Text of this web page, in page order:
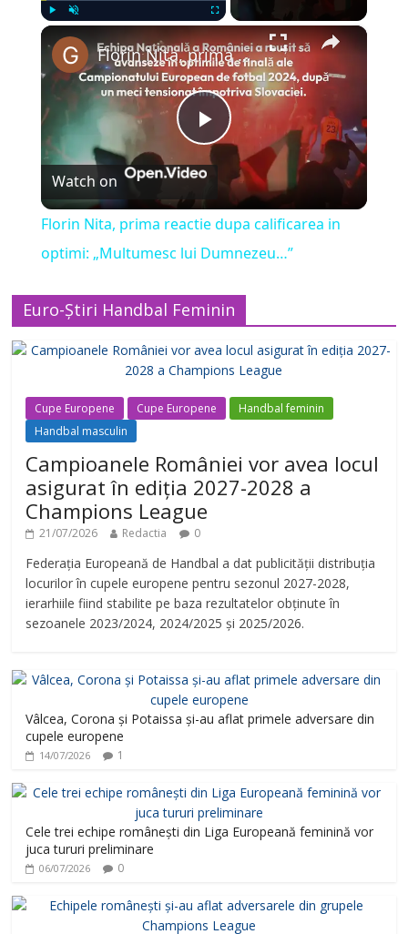
×
P
l
a
y
V
i
d
e
o
Florin Nita, prima reactie dupa calificarea in optimi: „Multumesc lui Dumnezeu…”
Watch on
Florin Nita, prima reactie dupa calificarea in
optimi: „Multumesc lui Dumnezeu…”
Euro-Știri Handbal Feminin
Cupe Europene Cupe Europene
Handbal feminin
Handbal masculin
Campioanele României vor avea locul
asigurat în ediția 2027-2028 a
Champions League
21/07/2026 Redactia 0
Federația Europeană de Handbal a dat publicității distribuția
locurilor în cupele europene pentru sezonul 2027-2028,
ierarhiile fiind stabilite pe baza rezultatelor obținute în
sezoanele 2023/2024, 2024/2025 și 2025/2026.
Vâlcea, Corona și Potaissa și-au aflat primele adversare din
cupele europene
14/07/2026 1
Cele trei echipe românești din Liga Europeană feminină vor
juca tururi preliminare
06/07/2026 0